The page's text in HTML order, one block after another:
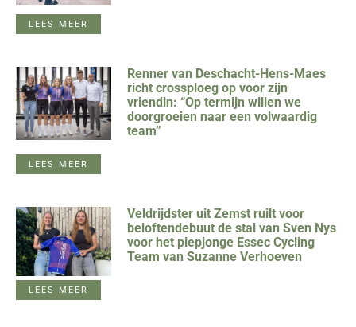
LEES MEER
Renner van Deschacht-Hens-Maes
richt crossploeg op voor zijn
vriendin: “Op termijn willen we
doorgroeien naar een volwaardig
team”
LEES MEER
Veldrijdster uit Zemst ruilt voor
beloftendebuut de stal van Sven Nys
voor het piepjonge Essec Cycling
Team van Suzanne Verhoeven
LEES MEER